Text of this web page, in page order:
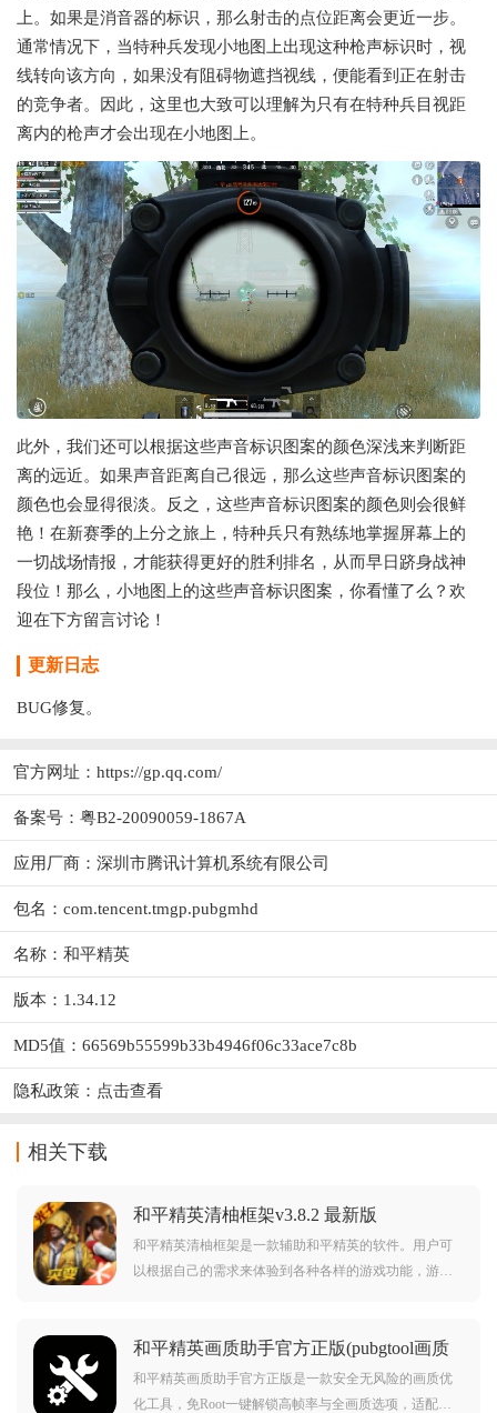
上。如果是消音器的标识，那么射击的点位距离会更近一步。
通常情况下，当特种兵发现小地图上出现这种枪声标识时，视
线转向该方向，如果没有阻碍物遮挡视线，便能看到正在射击
的竞争者。因此，这里也大致可以理解为只有在特种兵目视距
离内的枪声才会出现在小地图上。
此外，我们还可以根据这些声音标识图案的颜色深浅来判断距
离的远近。如果声音距离自己很远，那么这些声音标识图案的
颜色也会显得很淡。反之，这些声音标识图案的颜色则会很鲜
艳！在新赛季的上分之旅上，特种兵只有熟练地掌握屏幕上的
一切战场情报，才能获得更好的胜利排名，从而早日跻身战神
段位！那么，小地图上的这些声音标识图案，你看懂了么？欢
迎在下方留言讨论！
更新日志
BUG修复。
官方网址： https://gp.qq.com/
备案号：粤B2-20090059-1867A
应用厂商： 深圳市腾讯计算机系统有限公司
包名：com.tencent.tmgp.pubgmhd
名称：和平精英
版本：1.34.12
MD5值：66569b55599b33b4946f06c33ace7c8b
隐私政策： 点击查看
相关下载
和平精英清柚框架v3.8.2 最新版
和平精英清柚框架是一款辅助和平精英的软件。用户可
以根据自己的需求来体验到各种各样的游戏功能，游戏
感兴趣的朋友快来下载体验吧。
和平精英画质助手官方正版(pubgtool画质
助手)v1.0.8.7 最新版
和平精英画质助手官方正版是一款安全无风险的画质优
化工具，免Root一键解锁高帧率与全画质选项，适配多